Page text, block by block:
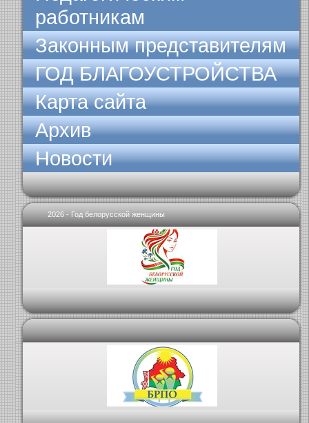
работникам
Законным представителям
ГОД БЛАГОУСТРОЙСТВА
Карта сайта
Архив
Новости
2026 - Год белорусской женщины